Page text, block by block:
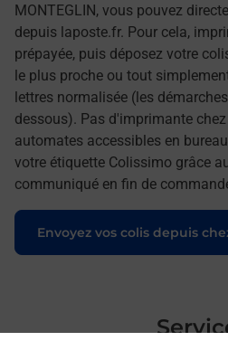
MONTEGLIN, vous pouvez
depuis laposte.fr. Pour cela,
prépayée, puis déposez votre
le plus proche ou tout
lettres normalisée (les
dessous). Pas d'imprimante
automates accessibles en
votre étiquette Colissimo grâce
communiqué en fin de
Envoyez vos colis depuis
Le lien s'ouvre dans un nouvel